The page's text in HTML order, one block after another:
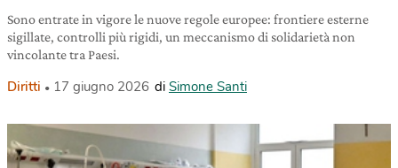
Sono entrate in vigore le nuove regole europee: frontiere esterne
sigillate, controlli più rigidi, un meccanismo di solidarietà non
vincolante tra Paesi.
Diritti 17 giugno 2026 di Simone Santi